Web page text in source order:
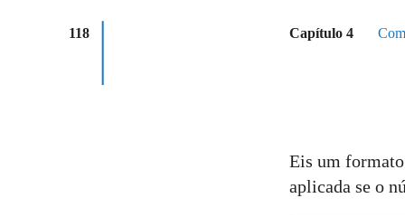
118 Capítulo 4
Eis um
aplicada se o